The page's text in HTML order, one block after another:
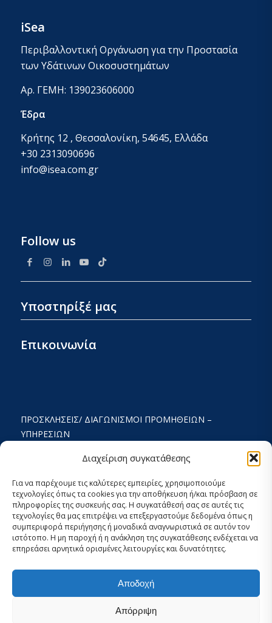
Διαχείριση συγκατάθεσης
Για να παρέχουμε τις καλύτερες εμπειρίες, χρησιμοποιούμε
τεχνολογίες όπως τα cookies για την αποθήκευση ή/και πρόσβαση σε
πληροφορίες της συσκευής σας. Η συγκατάθεσή σας σε αυτές τις
τεχνολογίες θα μας επιτρέψει να επεξεργαστούμε δεδομένα όπως η
συμπεριφορά περιήγησης ή μοναδικά αναγνωριστικά σε αυτόν τον
ιστότοπο. Η μη παροχή ή η ανάκληση της συγκατάθεσης ενδέχεται να
επηρεάσει αρνητικά ορισμένες λειτουργίες και δυνατότητες.
Αποδοχή
Απόρριψη
iSea
Περιβαλλοντική Οργάνωση για την Προστασία
των Υδάτινων Οικοσυστημάτων
Αρ. ΓΕΜΗ: 139023606000
Έδρα
Κρήτης 12 , Θεσσαλονίκη, 54645, Ελλάδα
+30 2313090696
info@isea.com.gr
Follow us
Υποστηρίξέ μας
Επικοινωνία
ΠΡΟΣΚΛΉΣΕΙΣ/ ΔΙΑΓΩΝΙΣΜΟΊ ΠΡΟΜΉΘΕΙΩΝ –
ΥΠΗΡΕΣΙΏΝ
ΟΡΟΙ ΧΡΗΣΗΣ ΚΑΙ ΠΟΛΙΤΙΚΗ ΑΠΟΡΡΗΤΟΥ
ΚΑΤΑΣΤΑΤΙΚΌ
ΕΚΘΕΣΗ ΔΡΑΣΤΗΡΙΟΤΗΤΩΝ
ΟΙΚΟΝΟΜΙΚΟΣ ΑΠΟΛΟΓΙΣΜΟΣ
ΣΤΡΑΤΗΓΙΚΟΣ ΣΧΕΔΙΑΣΜΟΣ 2024-2029
ΡΥΘΜΊΣΕΙΣ COOKIES ΚΑΙ ΑΠΟΡΡΉΤΟΥ